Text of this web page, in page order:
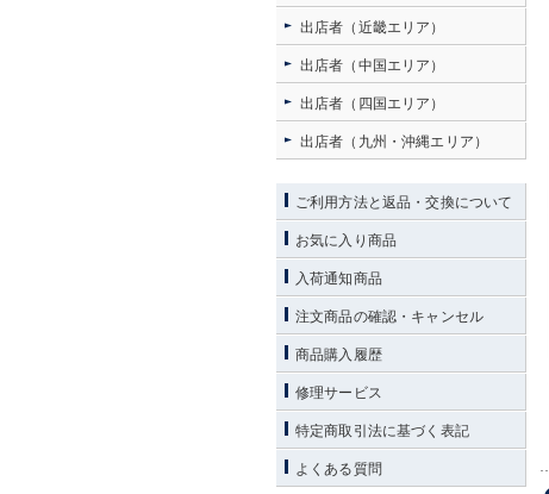
出店者（近畿エリア）
出店者（中国エリア）
出店者（四国エリア）
出店者（九州・沖縄エリア）
ご利用方法と返品・交換について
お気に入り商品
入荷通知商品
注文商品の確認・キャンセル
商品購入履歴
修理サービス
特定商取引法に基づく表記
よくある質問